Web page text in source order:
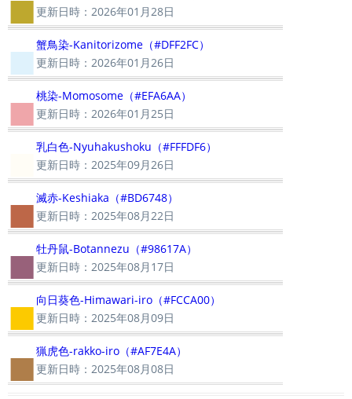
更新日時：2026年01月28日
■蟹鳥染-Kanitorizome（#DFF2FC）
更新日時：2026年01月26日
■桃染-Momosome（#EFA6AA）
更新日時：2026年01月25日
■乳白色-Nyuhakushoku（#FFFDF6）
更新日時：2025年09月26日
■滅赤-Keshiaka（#BD6748）
更新日時：2025年08月22日
■牡丹鼠-Botannezu（#98617A）
更新日時：2025年08月17日
■向日葵色-Himawari-iro（#FCCA00）
更新日時：2025年08月09日
■猟虎色-rakko-iro（#AF7E4A）
更新日時：2025年08月08日